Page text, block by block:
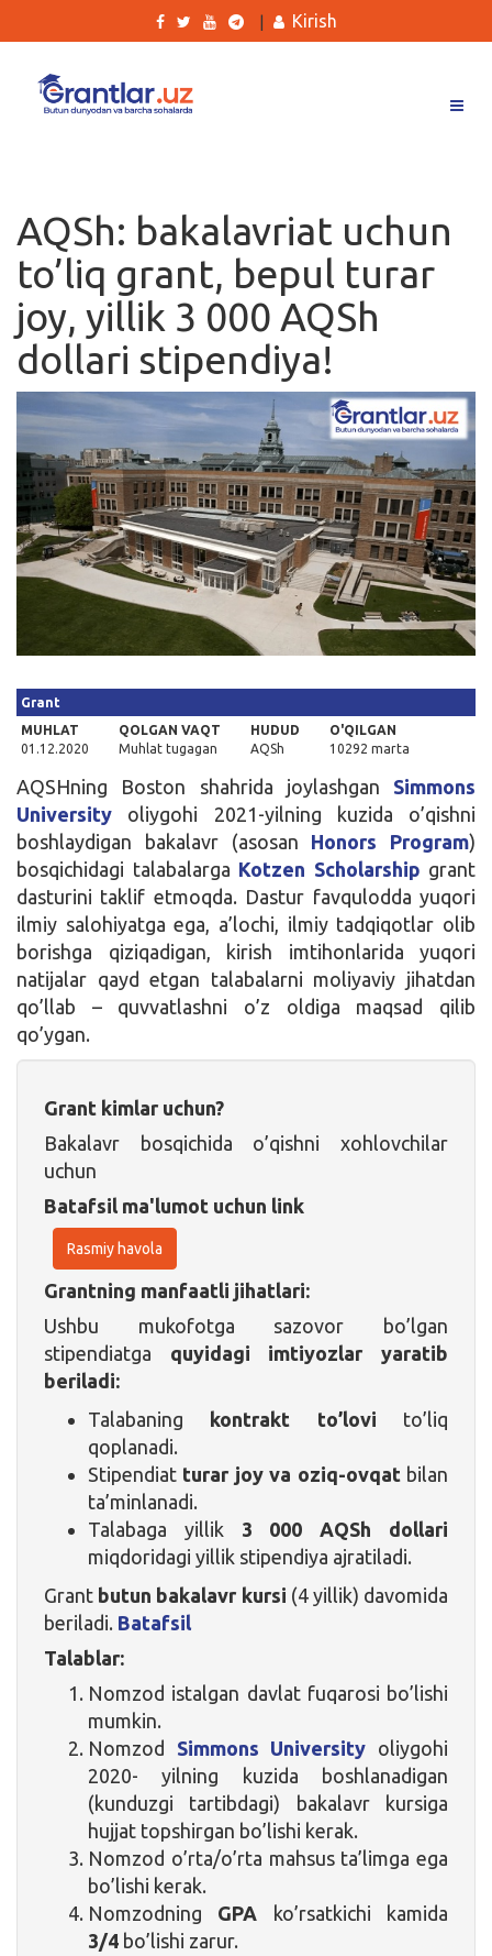
Ishlar
Kurslar
Blog
Yana
Qidirish
Kirish
Kirish
AQSh: bakalavriat uchun
to’liq grant, bepul turar
joy, yillik 3 000 AQSh
dollari stipendiya!
Grant
MUHLAT
01.12.2020
QOLGAN VAQT
Muhlat tugagan
HUDUD
AQSh
O'QILGAN
10292 marta
AQSHning Boston shahrida joylashgan Simmons
University oliygohi 2021-yilning kuzida o’qishni
boshlaydigan bakalavr (asosan Honors Program)
bosqichidagi talabalarga Kotzen Scholarship grant
dasturini taklif etmoqda. Dastur favqulodda yuqori
ilmiy salohiyatga ega, a’lochi, ilmiy tadqiqotlar olib
borishga qiziqadigan, kirish imtihonlarida yuqori
natijalar qayd etgan talabalarni moliyaviy jihatdan
qo’llab – quvvatlashni o’z oldiga maqsad qilib
qo’ygan.
Grant kimlar uchun?
Bakalavr bosqichida o’qishni xohlovchilar
uchun
Batafsil ma'lumot uchun link
Rasmiy havola
Grantning manfaatli jihatlari:
Ushbu mukofotga sazovor bo’lgan
stipendiatga quyidagi imtiyozlar yaratib
beriladi:
Talabaning
kontrakt to’lovi to’liq
qoplanadi.
Stipendiat turar joy va oziq-ovqatbilan
ta’minlanadi.
Talabaga yillik 3 000 AQSh dollari
miqdoridagi yillik stipendiya ajratiladi.
Grant butun bakalavr kursi (4 yillik) davomida
beriladi. Batafsil
Talablar:
Nomzod istalgan davlat fuqarosi bo’lishi
mumkin.
Nomzod Simmons University oliygohi
2020- yilning kuzida boshlanadigan
(kunduzgi tartibdagi) bakalavr kursiga
hujjat topshirgan bo’lishi kerak.
Nomzod o’rta/o’rta mahsus ta’limga ega
bo’lishi kerak.
Nomzodning GPA ko’rsatkichi kamida
3/4 bo’lishi zarur.